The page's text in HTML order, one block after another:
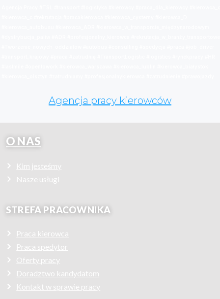
Agencja pracy kierowców
O NAS
Kim jesteśmy
Nasze usługi
STREFA PRACOWNIKA
Praca kierowca
Praca spedytor
Oferty pracy
Doradztwo kandydatom
Kontakt w sprawie pracy